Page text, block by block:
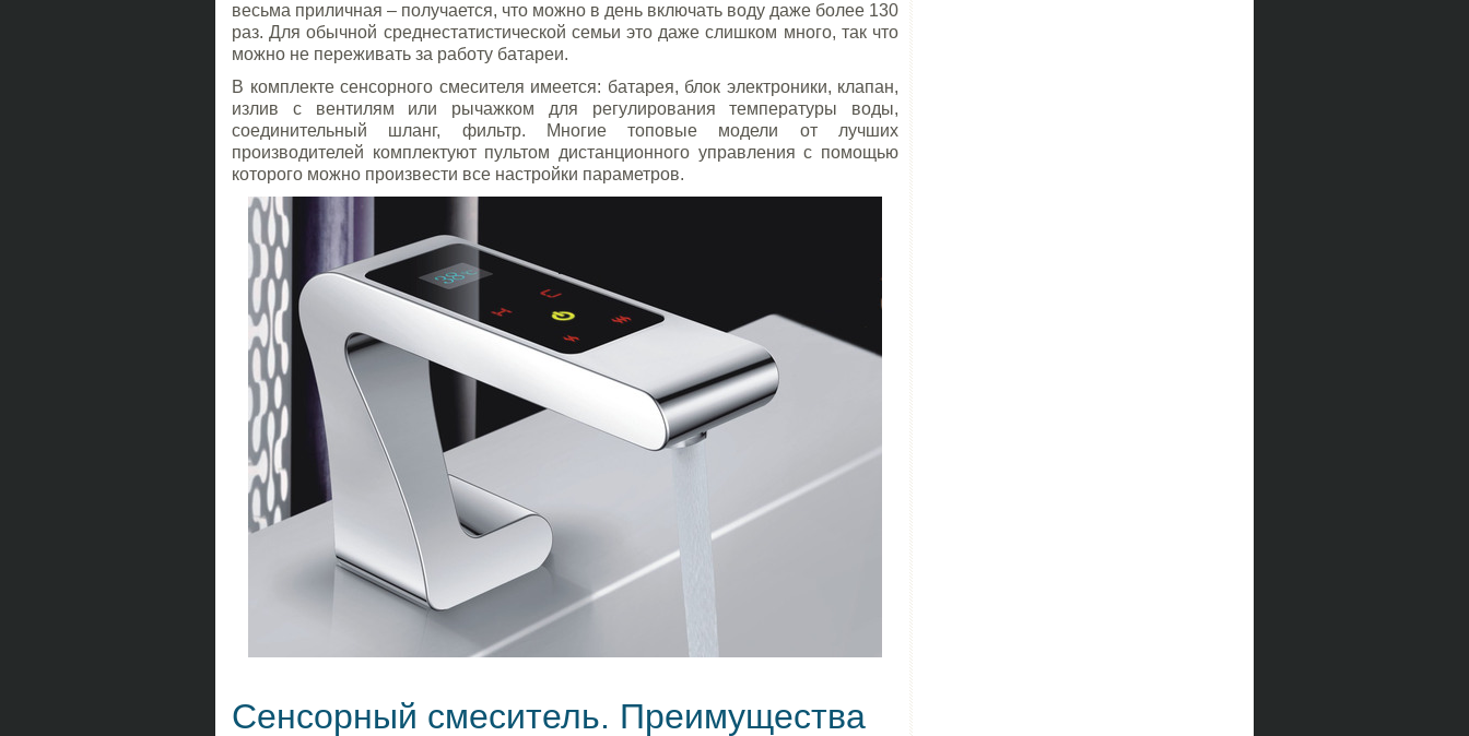
весьма приличная – получается, что можно в день включать воду даже более 130
раз. Для обычной среднестатистической семьи это даже слишком много, так что
можно не переживать за работу батареи.
В комплекте сенсорного смесителя имеется: батарея, блок электроники, клапан,
излив с вентилям или рычажком для регулирования температуры воды,
соединительный шланг, фильтр. Многие топовые модели от лучших
производителей комплектуют пультом дистанционного управления с помощью
которого можно произвести все настройки параметров.
Сенсорный смеситель. Преимущества